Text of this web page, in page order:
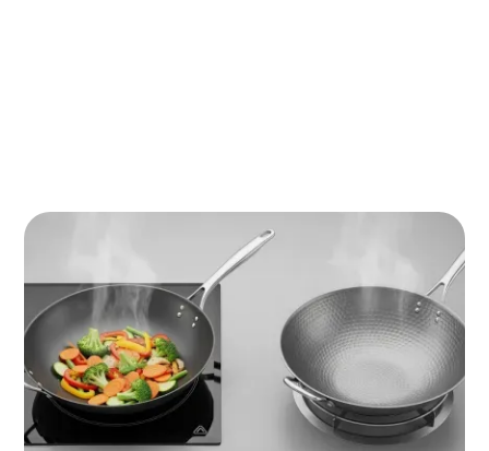
Een goede wokpan transformeert je keuken van een
plaats waar je eten maakt naar een plek waar je échte
smaakbelevenissen creëert. In deze gids ontdek je
precies welke wok past bij jouw kookstijl, warmtebron
en budget – zodat je vandaag nog de juiste keuze
maakt.